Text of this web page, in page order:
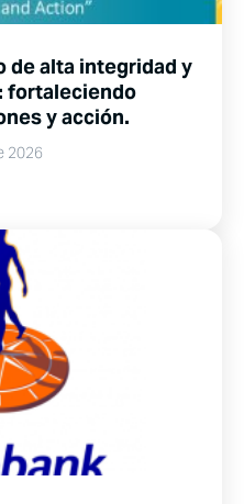
de alta integridad y
fortaleciendo
y acción.
2026